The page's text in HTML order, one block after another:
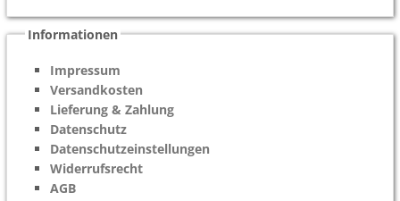
Informationen
Impressum
Versandkosten
Lieferung & Zahlung
Datenschutz
Datenschutzeinstellungen
Widerrufsrecht
AGB